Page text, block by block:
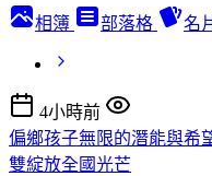
相簿 部落格 名
4小時前
偏鄉孩子無限的潛能與希
雙綻放全國光芒